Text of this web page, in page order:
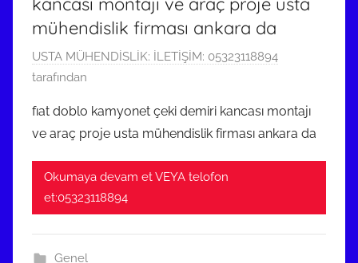
l
i
mühendislik firması ankara da
4
N
s
a
n
USTA MÜHENDİSLİK: İLETİŞİM: 05323118894
tarafından
fıat doblo kamyonet çeki demiri kancası montajı
ve araç proje usta mühendislik firması ankara da
Okumaya devam et VEYA telofon
et:05323118894
Genel